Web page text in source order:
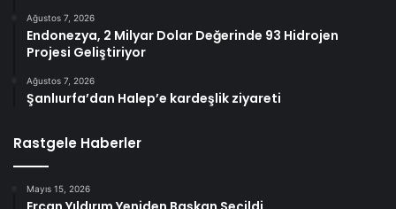
Ağustos 7, 2026
Endonezya, 2 Milyar Dolar Değerinde 93 Hidrojen
Projesi Geliştiriyor
Ağustos 7, 2026
Şanlıurfa’dan Halep’e kardeşlik ziyareti
Rastgele Haberler
Mayıs 15, 2026